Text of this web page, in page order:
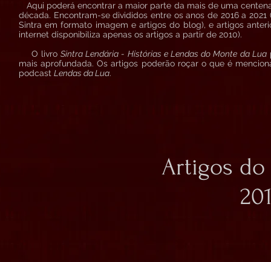
Aqui poderá encontrar a maior parte da mais de uma
década. Encontram-se divididos entre os anos de 2016 a
Sintra em formato imagem e artigos do blog), e artigos
internet disponibiliza apenas os artigos a partir de 2010).
O livroSintra Lendária - Histórias e Lendas do Monte da Lua
mais aprofundada. Os artigos poderão roçar o que é
podcast Lendas da Lua.
Artigos